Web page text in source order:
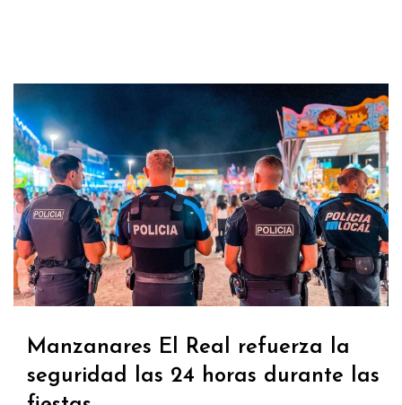
Manzanares El Real refuerza la
seguridad las 24 horas durante las